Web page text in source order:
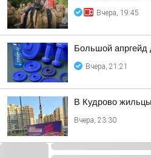
Вчера, 19:45
Большой апргейд
Вчера, 21:21
В Кудрово
Вчера, 23:30